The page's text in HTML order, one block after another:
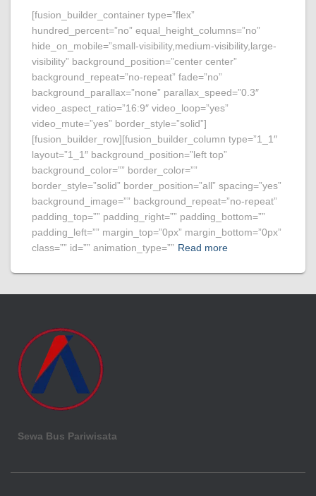
[fusion_builder_container type=”flex”
hundred_percent=”no” equal_height_columns=”no”
hide_on_mobile=”small-visibility,medium-visibility,large-
visibility” background_position=”center center”
background_repeat=”no-repeat” fade=”no”
background_parallax=”none” parallax_speed=”0.3″
video_aspect_ratio=”16:9″ video_loop=”yes”
video_mute=”yes” border_style=”solid”]
[fusion_builder_row][fusion_builder_column type=”1_1″
layout=”1_1″ background_position=”left top”
background_color=”” border_color=””
border_style=”solid” border_position=”all” spacing=”yes”
background_image=”” background_repeat=”no-repeat”
padding_top=”” padding_right=”” padding_bottom=””
padding_left=”” margin_top=”0px” margin_bottom=”0px”
class=”” id=”” animation_type=”” Read more
Sewa Bus Pariwisata